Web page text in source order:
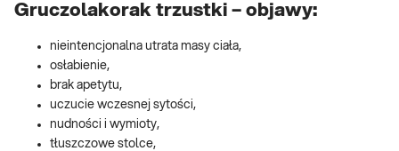
Gruczolakorak trzustki – objawy:
nieintencjonalna utrata masy ciała,
osłabienie,
brak apetytu,
uczucie wczesnej sytości,
nudności i wymioty,
tłuszczowe stolce,